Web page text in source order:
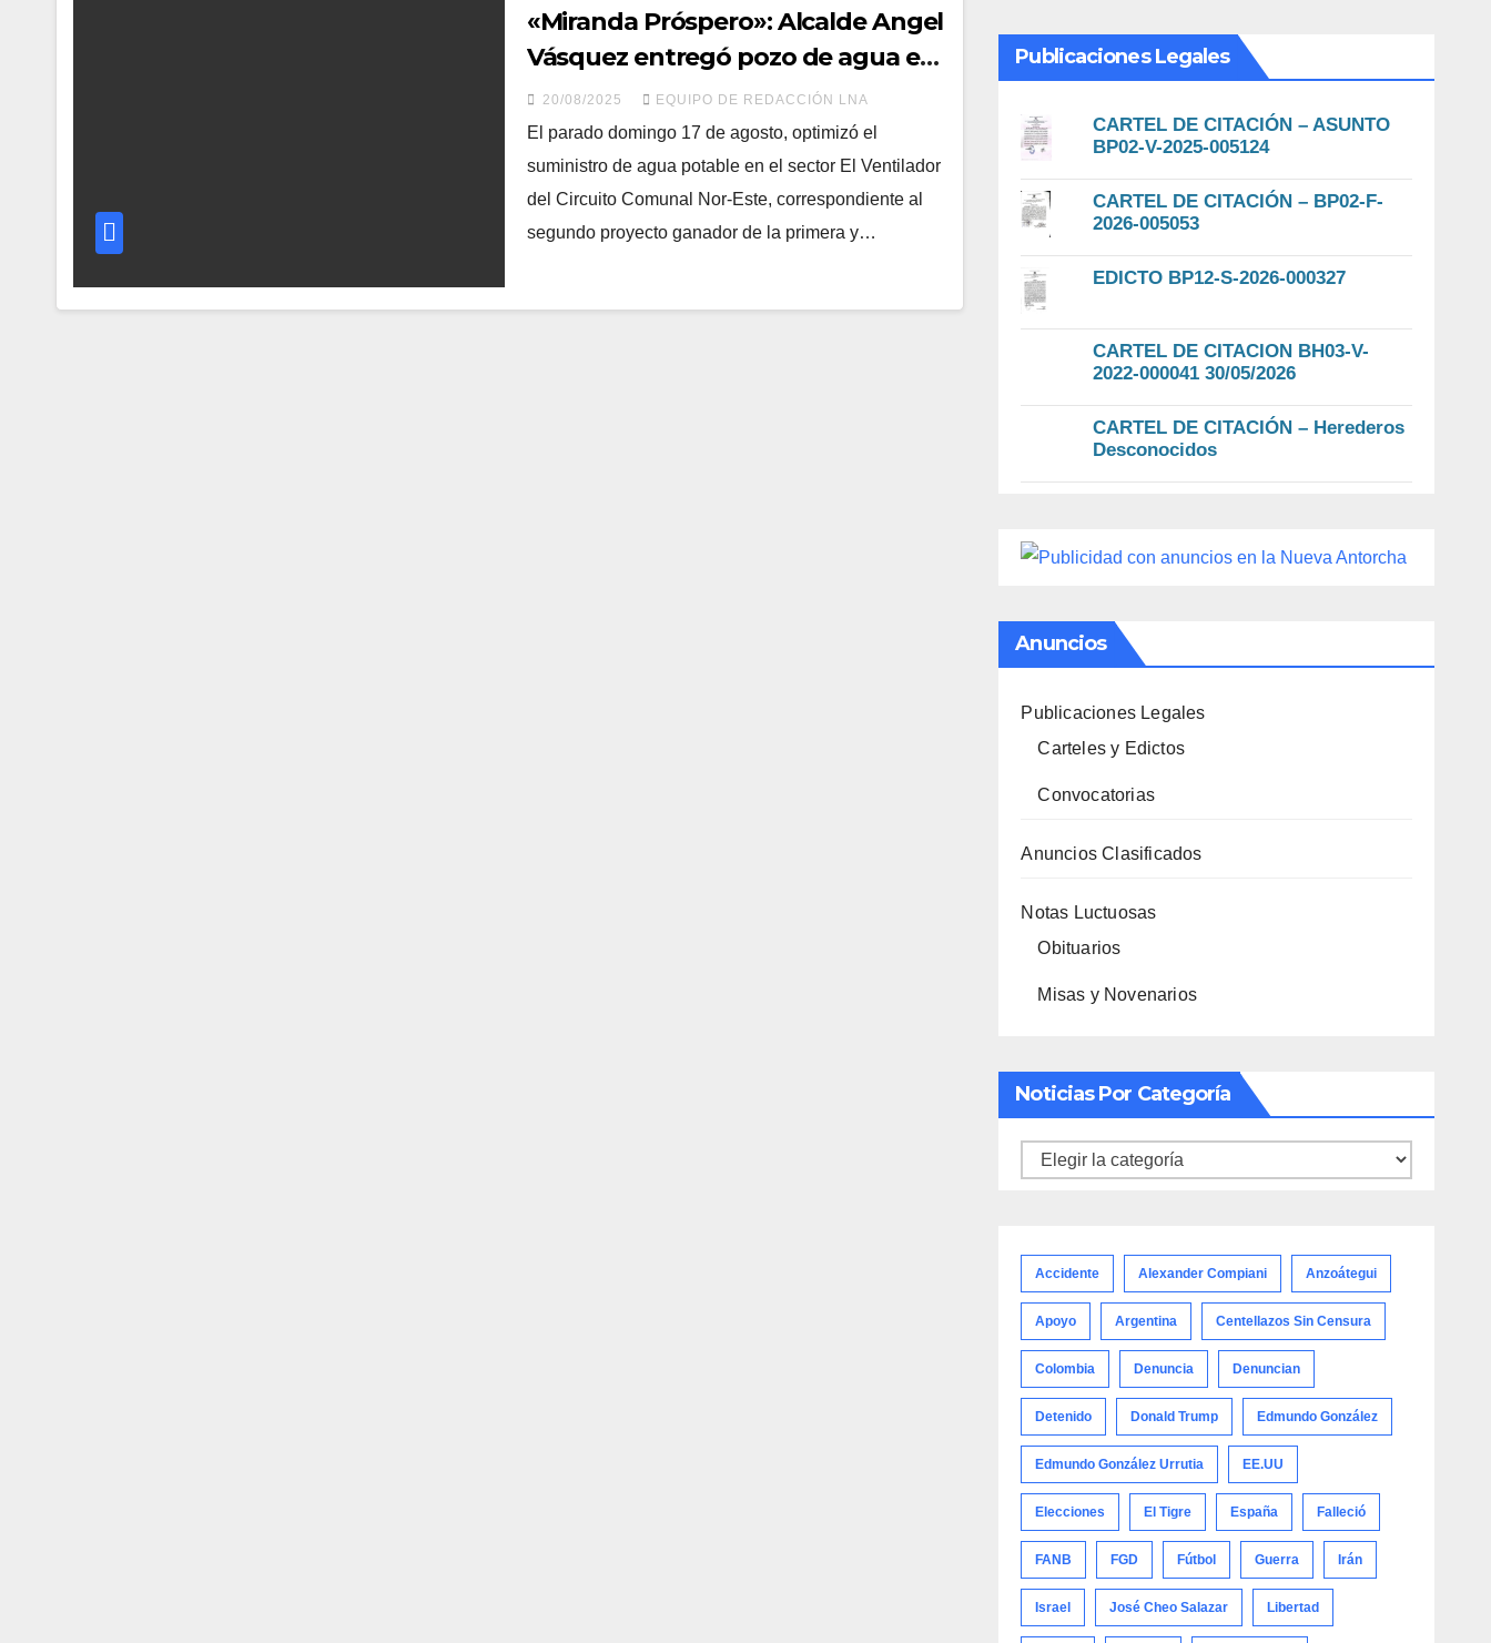
«Miranda Próspero»: Alcalde Angel
Vásquez entregó pozo de agua en
el sector El Ventilador
20/08/2025 EQUIPO DE REDACCIÓN LNA
El parado domingo 17 de agosto, optimizó el
suministro de agua potable en el sector El Ventilador
del Circuito Comunal Nor-Este, correspondiente al
segundo proyecto ganador de la primera y…
Publicaciones Legales
CARTEL DE CITACIÓN – ASUNTO
BP02-V-2025-005124
CARTEL DE CITACIÓN – BP02-F-
2026-005053
EDICTO BP12-S-2026-000327
CARTEL DE CITACION BH03-V-
2022-000041 30/05/2026
CARTEL DE CITACIÓN – Herederos
Desconocidos
Anuncios
Publicaciones Legales
Carteles y Edictos
Convocatorias
Anuncios Clasificados
Notas Luctuosas
Obituarios
Misas y Novenarios
Noticias Por Categoría
Noticias
Accidente Alexander Compiani Anzoátegui
Apoyo Argentina Centellazos Sin Censura
Colombia Denuncia Denuncian
Detenido Donald Trump Edmundo González
Edmundo González Urrutia EE.UU
Elecciones El Tigre España Falleció
FANB FGD Fútbol Guerra Irán
Israel José Cheo Salazar Libertad